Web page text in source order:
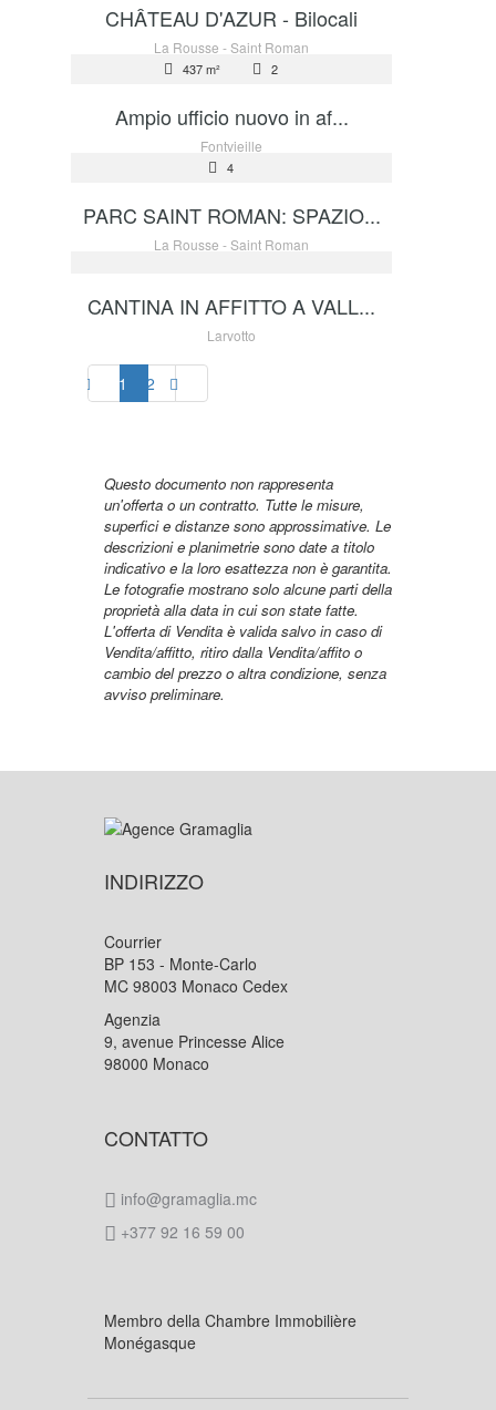
CHÂTEAU D'AZUR - Bilocali
La Rousse - Saint Roman
437 m² 2
Ampio ufficio nuovo in af...
Fontvieille
4
PARC SAINT ROMAN: SPAZIO...
La Rousse - Saint Roman
CANTINA IN AFFITTO A VALL...
Larvotto
1 2
Questo documento non rappresenta
un'offerta o un contratto. Tutte le misure,
superfici e distanze sono approssimative. Le
descrizioni e planimetrie sono date a titolo
indicativo e la loro esattezza non è garantita.
Le fotografie mostrano solo alcune parti della
proprietà alla data in cui son state fatte.
L'offerta di Vendita è valida salvo in caso di
Vendita/affitto, ritiro dalla Vendita/affito o
cambio del prezzo o altra condizione, senza
avviso preliminare.
INDIRIZZO
Courrier
BP 153 - Monte-Carlo
MC 98003 Monaco Cedex
Agenzia
9, avenue Princesse Alice
98000 Monaco
CONTATTO
info@gramaglia.mc
+377 92 16 59 00
Membro della Chambre Immobilière
Monégasque